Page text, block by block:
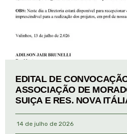
EDITAL DE
ASSOCIAÇÃO DE
SUIÇA E RES. NOVA
14 de julho de 2026